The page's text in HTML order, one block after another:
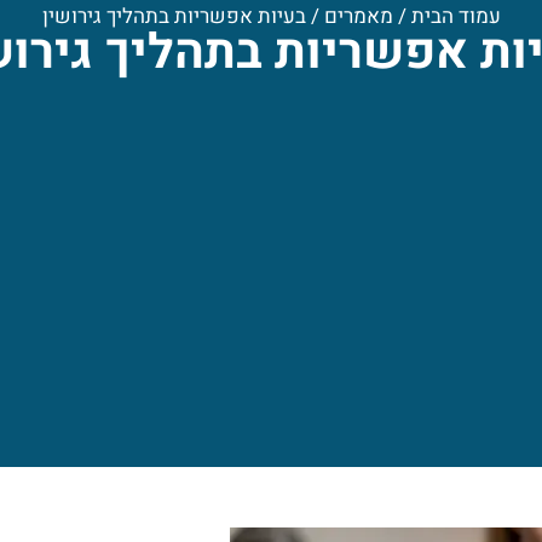
עמוד הבית/ מאמרים /בעיות אפשריות בתהליך גירושין
אפשריות בתהליך